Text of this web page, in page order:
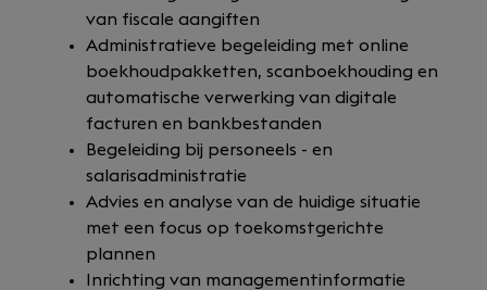
van fiscale aangiften
Administratieve begeleiding met online
boekhoudpakketten, scanboekhouding en
automatische verwerking van digitale
facturen en bankbestanden
Begeleiding bij personeels - en
salarisadministratie
Advies en analyse van de huidige situatie
met een focus op toekomstgerichte
plannen
Inrichting van managementinformatie